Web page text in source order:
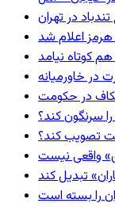
در تهران
کوتاه نیامد
در خاورمیانه
در حکومت
سرنگون کند؟
تصویب کند؟
را بسته است